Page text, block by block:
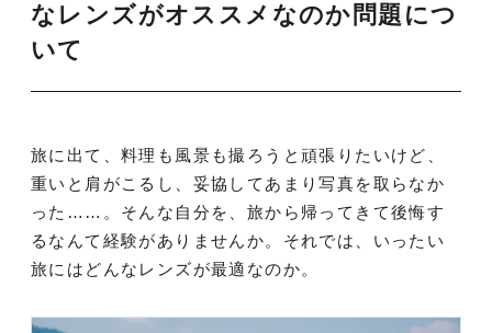
なレンズがオススメなのか問題につ
いて
旅に出て、料理も風景も撮ろうと頑張りたいけど、
重いと肩がこるし、妥協してあまり写真を取らなか
った……。そんな自分を、旅から帰ってきて後悔す
るなんて経験がありませんか。それでは、いったい
旅にはどんなレンズが最適なのか。